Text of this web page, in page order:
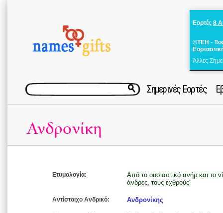
Εορτές 8
©ΤΕΗ -
Άλλες
Σημερινές Εορτές
Ανδρονίκη
Ετυμολογία:
Από το ουσιαστικό ανήρ και το
άνδρες, τους εχθρούς"
Αντίστοιχο Ανδρικό: Ανδρονίκης